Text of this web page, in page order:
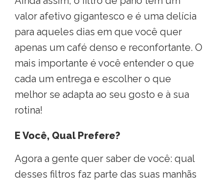
valor afetivo gigantesco e é uma delícia
para aqueles dias em que você quer
apenas um café denso e reconfortante. O
mais importante é você entender o que
cada um entrega e escolher o que
melhor se adapta ao seu gosto e à sua
rotina!
E Você, Qual Prefere?
Agora a gente quer saber de você: qual
desses filtros faz parte das suas manhãs